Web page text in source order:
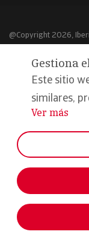
@Copyright 2026,
Aviso legal
Política de cookies
Declaración de
Formamos parte de:
Gestiona
Este sitio
similares,
...
Ver más